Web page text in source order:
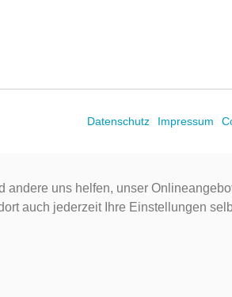
Datenschutz Impressum
uns helfen, unser
auch jederzeit Ihre Einstellungen